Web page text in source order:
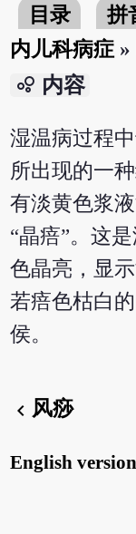
目录 拼
内儿科病症 »
bubble_chart 内容
湿温病过程
所出现的一
有淡黄色浆
“晶㾦”。这
色晶亮，显
若㾦色枯白
侯。
chevron_left风痧
English version